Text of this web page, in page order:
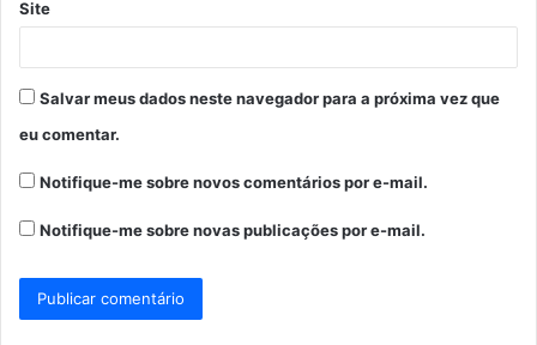
Site
Salvar meus dados neste navegador para a próxima vez que
eu comentar.
Notifique-me sobre novos comentários por e-mail.
Notifique-me sobre novas publicações por e-mail.